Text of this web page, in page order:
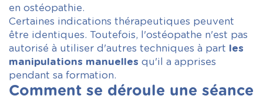
en ostéopathie.
Certaines indications thérapeutiques peuvent
être identiques. Toutefois, l'ostéopathe n'est pas
autorisé à utiliser d'autres techniques à part les
manipulations manuelles qu'il a apprises
pendant sa formation.
Comment se déroule une séance